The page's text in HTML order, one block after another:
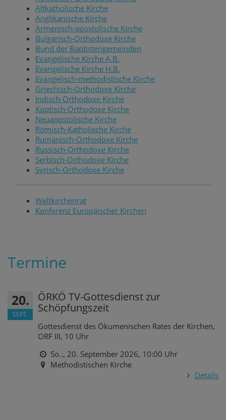
Altkatholische Kirche
Anglikanische Kirche
Armenisch-apostolische Kirche
Bulgarisch-Orthodoxe Kirche
Bund der Baptistengemeinden
Evangelische Kirche A.B.
Evangelische Kirche H.B.
Evangelisch-methodistische Kirche
Griechisch-Orthodoxe Kirche
Indisch-Orthodoxe Kirche
Koptisch-Orthodoxe Kirche
Neuapostolische Kirche
Römisch-Katholische Kirche
Rumänisch-Orthodoxe Kirche
Russisch-Orthodoxe Kirche
Serbisch-Orthodoxe Kirche
Syrisch-Orthodoxe Kirche
Weltkirchenrat
Konferenz Europäischer Kirchen
Termine
20.
SEPT.
ÖRKÖ TV-Gottesdienst zur
Schöpfungszeit
Gottesdienst des Ökumenischen Rates der Kirchen,
ORF III, 10 Uhr
So.., 20. September 2026, 10:00 Uhr
Methodistischen Kirche
Details